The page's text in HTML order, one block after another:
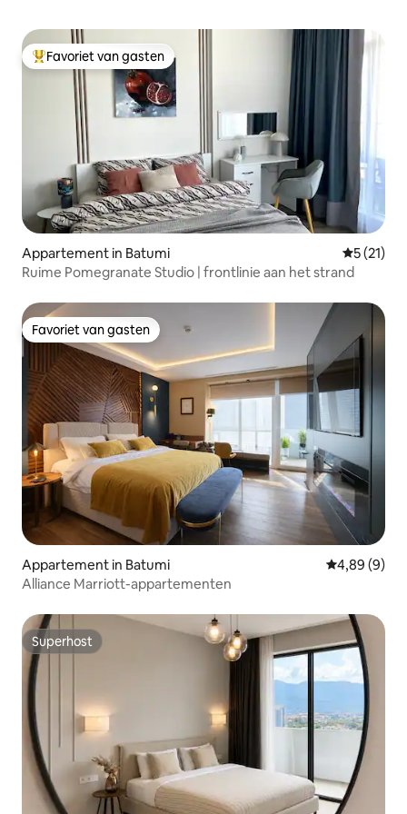
Topfavoriet van gasten
Favoriet van gasten
Appartement in Batumi
5 (21)
Ruime Pomegranate Studio | frontlinie aan het strand
Favoriet van gasten
Favoriet van gasten
Appartement in Batumi Gemiddelde
4,89 (9)
Alliance Marriott-appartementen
Superhost
Superhost